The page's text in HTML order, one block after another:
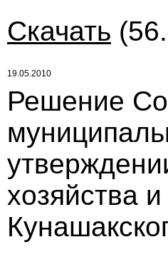
Скачать
19.05.2010
Решение
хозяйства